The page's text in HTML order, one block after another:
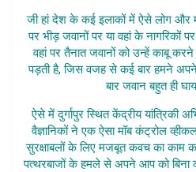
जी हां देश के कई इलाकों में ऐसे लोग और
पर भीड़ जवानों पर या वहां के नागरिकों
वहां पर तैनात जवानों को उन्हें काबू
पड़ती है, जिस वजह से कई बार हमने
बार जवान बहुत ही
ऐसे में दुर्गापुर स्थित केंद्रीय यांत्रिकी
वैज्ञानिकों ने एक ऐसा मॉब कंट्रोल
सुरक्षाबलों के लिए मजबूत कवच का काम
पत्थरबाजों के हमले से अपने आप को बिना